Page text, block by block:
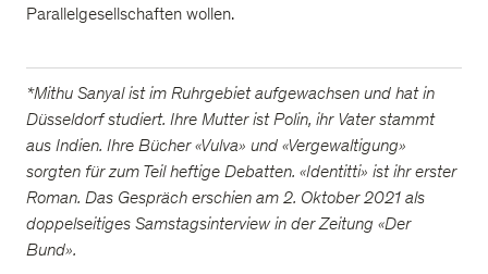
Parallelgesellschaften wollen.
*Mithu Sanyal ist im Ruhrgebiet aufgewachsen und hat in
Düsseldorf studiert. Ihre Mutter ist Polin, ihr Vater stammt
aus Indien. Ihre Bücher «Vulva» und «Vergewaltigung»
sorgten für zum Teil heftige Debatten. «Identitti» ist ihr erster
Roman. Das Gespräch erschien am 2. Oktober 2021 als
doppelseitiges Samstagsinterview in der Zeitung «Der
Bund».